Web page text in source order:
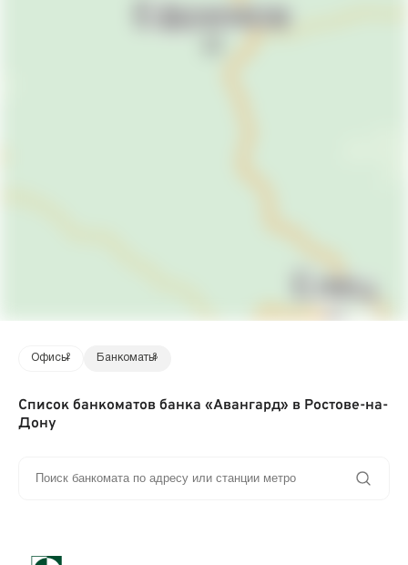
Офисы2 Банкоматы8
Список банкоматов банка «Авангард» в Ростове-на-
Дону